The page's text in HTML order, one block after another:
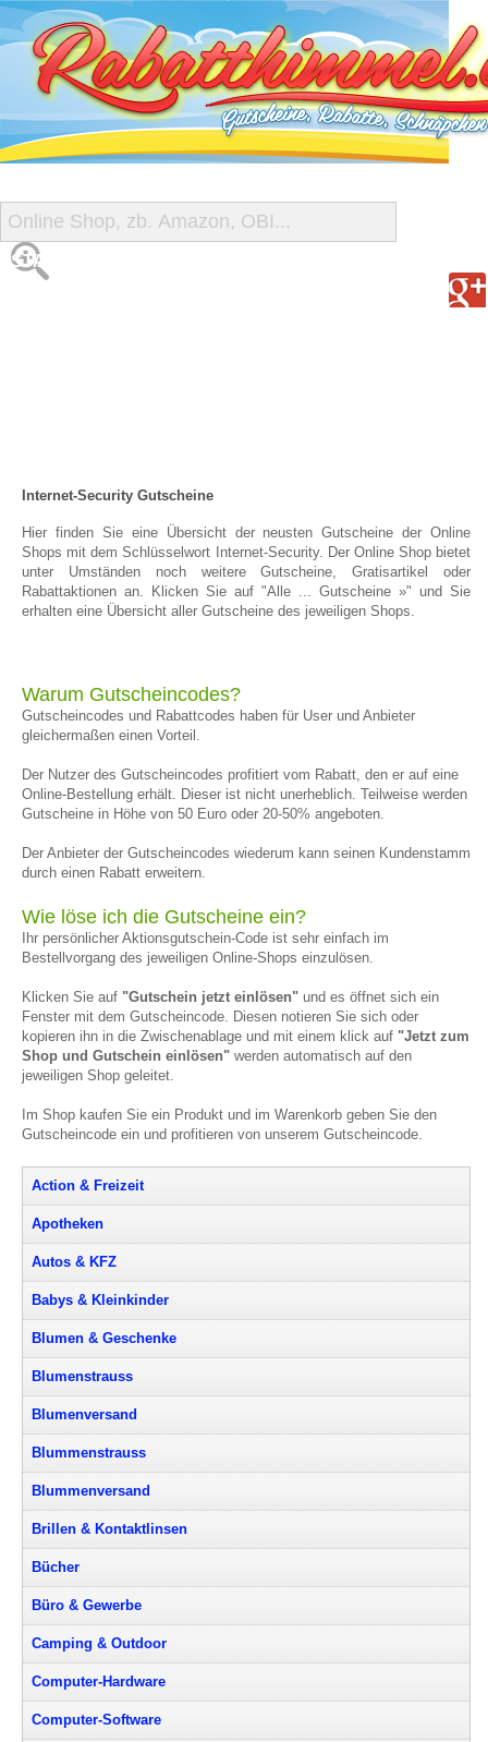
START
Internet-Security Gutscheine
Hier finden Sie eine Übersicht der neusten Gutscheine der Online
Shops mit dem Schlüsselwort Internet-Security. Der Online Shop bietet
unter Umständen noch weitere Gutscheine, Gratisartikel oder
Rabattaktionen an. Klicken Sie auf "Alle ... Gutscheine »" und Sie
erhalten eine Übersicht aller Gutscheine des jeweiligen Shops.
Warum Gutscheincodes?
Gutscheincodes und Rabattcodes haben für User und Anbieter
gleichermaßen einen Vorteil.
Der Nutzer des Gutscheincodes profitiert vom Rabatt, den er auf eine
Online-Bestellung erhält. Dieser ist nicht unerheblich. Teilweise werden
Gutscheine in Höhe von 50 Euro oder 20-50% angeboten.
Der Anbieter der Gutscheincodes wiederum kann seinen Kundenstamm
durch einen Rabatt erweitern.
Wie löse ich die Gutscheine ein?
Ihr persönlicher Aktionsgutschein-Code ist sehr einfach im
Bestellvorgang des jeweiligen Online-Shops einzulösen.
Klicken Sie auf "Gutschein jetzt einlösen" und es öffnet sich ein
Fenster mit dem Gutscheincode. Diesen notieren Sie sich oder
kopieren ihn in die Zwischenablage und mit einem klick auf "Jetzt zum
Shop und Gutschein einlösen" werden automatisch auf den
jeweiligen Shop geleitet.
Im Shop kaufen Sie ein Produkt und im Warenkorb geben Sie den
Gutscheincode ein und profitieren von unserem Gutscheincode.
Action & Freizeit
Apotheken
Autos & KFZ
Babys & Kleinkinder
Blumen & Geschenke
Blumenstrauss
Blumenversand
Blummenstrauss
Blummenversand
Brillen & Kontaktlinsen
Bücher
Büro & Gewerbe
Camping & Outdoor
Computer-Hardware
Computer-Software